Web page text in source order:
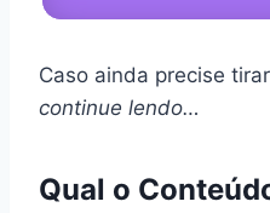
Caso ainda precise
continue lendo…
Qual o